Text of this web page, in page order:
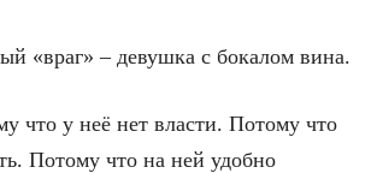
«враг» – девушка с бокалом вина.
что у неё нет власти. Потому что
Потому что на ней удобно